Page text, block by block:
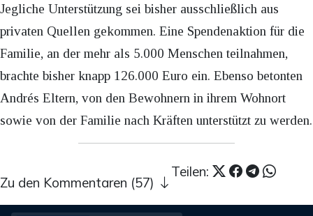
Jegliche Unterstützung sei bisher ausschließlich aus
privaten Quellen gekommen. Eine Spendenaktion für die
Familie, an der mehr als 5.000 Menschen teilnahmen,
brachte bisher knapp 126.000 Euro ein. Ebenso betonten
Andrés Eltern, von den Bewohnern in ihrem Wohnort
sowie von der Familie nach Kräften unterstützt zu werden.
Teilen:
Zu den Kommentaren (57)